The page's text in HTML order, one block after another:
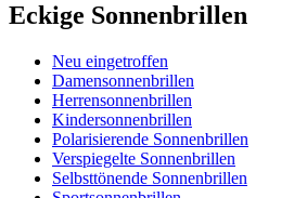
Eckige Sonnenbrillen
Neu eingetroffen
Damensonnenbrillen
Herrensonnenbrillen
Kindersonnenbrillen
Polarisierende Sonnenbrillen
Verspiegelte Sonnenbrillen
Selbsttönende Sonnenbrillen